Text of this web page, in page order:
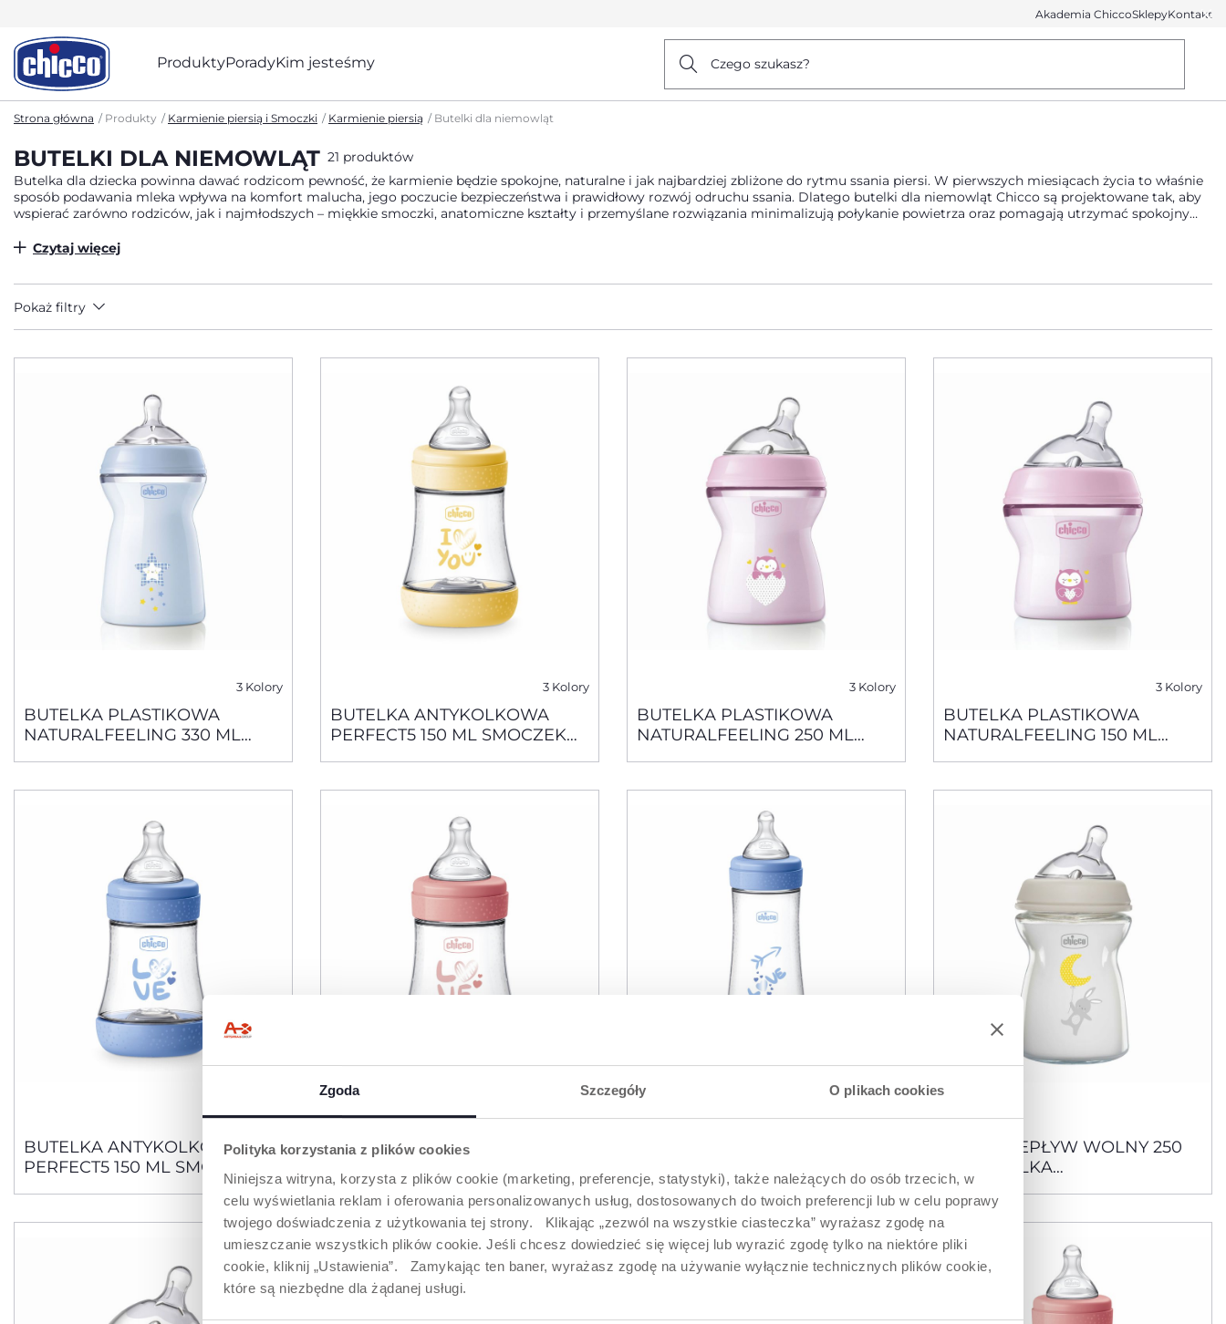
Zgoda Szczegóły O plikach cookies
Polityka korzystania z plików cookies
Niniejsza witryna, korzysta z plików cookie (marketing, preferencje, statystyki), także należących do osób trzecich, w
celu wyświetlania reklam i oferowania personalizowanych usług, dostosowanych do twoich preferencji lub w celu poprawy
twojego doświadczenia z użytkowania tej strony. Klikając „zezwól na wszystkie ciasteczka” wyrażasz zgodę na
umieszczanie wszystkich plików cookie. Jeśli chcesz dowiedzieć się więcej lub wyrazić zgodę tylko na niektóre pliki
cookie, kliknij „Ustawienia”. Zamykając ten baner, wyrażasz zgodę na używanie wyłącznie technicznych plików cookie,
które są niezbędne dla żądanej usługi.
Akademia ChiccoSklepyKontakt
ProduktyPoradyKim jesteśmy Czego szukasz?
Strona główna Produkty Karmienie piersią i Smoczki Karmienie piersią Butelki dla niemowląt
BUTELKI DLA NIEMOWLĄT 21 produktów
Butelka dla dziecka powinna dawać rodzicom pewność, że karmienie będzie spokojne, naturalne i jak najbardziej zbliżone do rytmu ssania piersi. W pierwszych miesiącach życia to właśnie
sposób podawania mleka wpływa na komfort malucha, jego poczucie bezpieczeństwa i prawidłowy rozwój odruchu ssania. Dlatego butelki dla niemowląt Chicco są projektowane tak, aby
wspierać zarówno rodziców, jak i najmłodszych – miękkie smoczki, anatomiczne kształty i przemyślane rozwiązania minimalizują połykanie powietrza oraz pomagają utrzymać spokojny
Czytaj więcej
Pokaż filtry
3 Kolory
BUTELKA PLASTIKOWA
NATURALFEELING 330 ML
SZYBKI 6+
3 Kolory
BUTELKA ANTYKOLKOWA
PERFECT5 150 ML SMOCZEK
3 Kolory
BUTELKA PLASTIKOWA
NATURALFEELING 250 ML
ŚREDNI 2+
3 Kolory
BUTELKA PLASTIKOWA
NATURALFEELING 150 ML
WOLNY 0+
3 Kolory
BUTELKA ANTYKOLKOWA
PERFECT5 150 ML SMOCZEK
SILIKONOWY, PRZEPŁYW
3 Kolory
BUTELKA ANTYKOLKOWA
SILIKONOWY, PRZEPŁYW
WOLNY 0M+
3 Kolory
SILIKONOWY, PRZEPŁYW
SZYBKI 4M+
0M+ PRZEPŁYW WOLNY 250
ML BUTELKA
NATURALFEELING SZKLANA